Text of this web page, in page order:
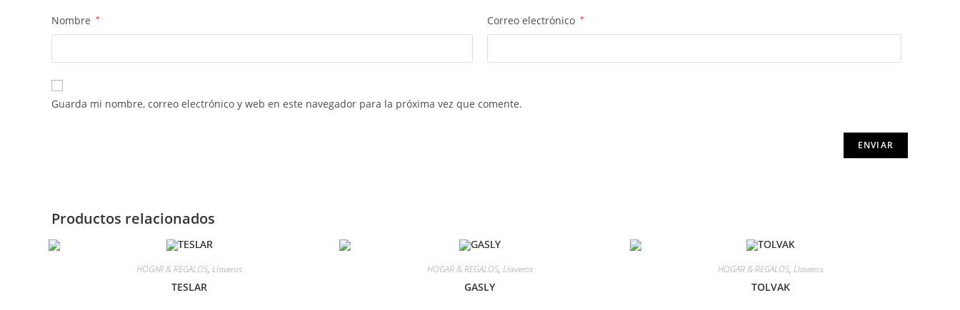
Nombre * Correo electrónico *
Guarda mi nombre, correo electrónico y web en este navegador para la próxima vez que comente.
Productos relacionados
HOGAR & REGALOS,Llaveros
TESLAR
HOGAR & REGALOS, Llaveros
GASLY
HOGAR & REGALOS, Llaveros
TOLVAK